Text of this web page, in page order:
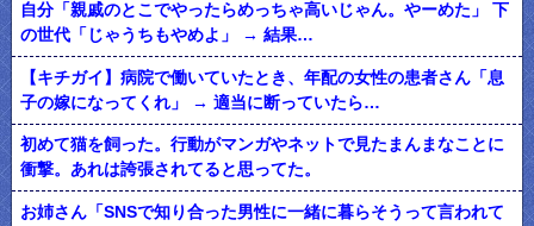
自分「親戚のとこでやったらめっちゃ高いじゃん。やーめた」 下
の世代「じゃうちもやめよ」 → 結果…
【キチガイ】病院で働いていたとき、年配の女性の患者さん「息
子の嫁になってくれ」 → 適当に断っていたら…
初めて猫を飼った。行動がマンガやネットで見たまんまなことに
衝撃。あれは誇張されてると思ってた。
お姉さん「SNSで知り合った男性に一緒に暮らそうって言われて